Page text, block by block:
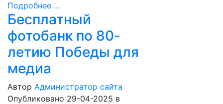
Подробнее ...
Бесплатный
фотобанк по 80-
летию Победы для
медиа
Автор Администратор сайта
Опубликовано 29-04-2025 в